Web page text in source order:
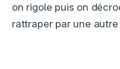
on rigole puis on
rattraper par une